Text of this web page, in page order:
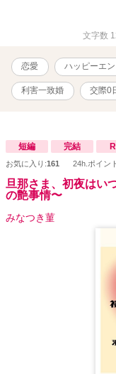
暁斗（ほうらい・あき
広報・マーケティング
る。通称：アキくん。
接的な表現が出てくる
す。
文字数
恋愛 ハッピーエ
利害一致婚 交際0
短編 完結
お気に入り:161 24h.ポイン
旦那さま、初夜はい
の艶事情〜
みなつき菫